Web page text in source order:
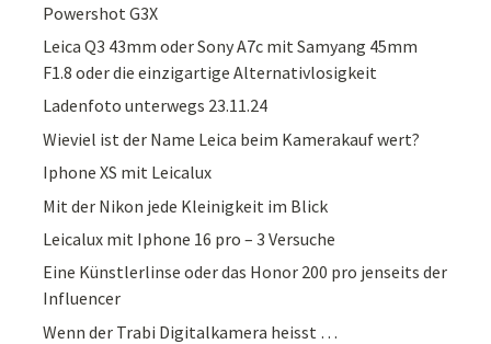
Powershot G3X
Leica Q3 43mm oder Sony A7c mit Samyang 45mm
F1.8 oder die einzigartige Alternativlosigkeit
Ladenfoto unterwegs 23.11.24
Wieviel ist der Name Leica beim Kamerakauf wert?
Iphone XS mit Leicalux
Mit der Nikon jede Kleinigkeit im Blick
Leicalux mit Iphone 16 pro – 3 Versuche
Eine Künstlerlinse oder das Honor 200 pro jenseits der
Influencer
Wenn der Trabi Digitalkamera heisst …